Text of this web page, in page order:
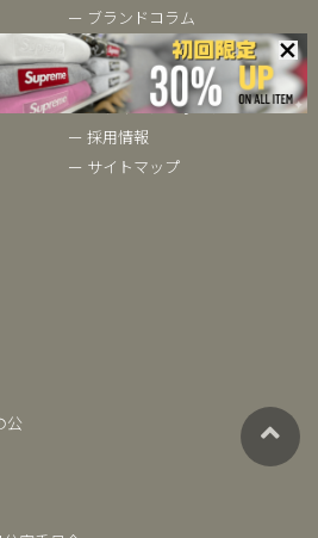
ー ブランドコラム
ー 会社概要
ー お問い合わせ
ー プライバシーポリシー
ー 採用情報
ー サイトマップ
公